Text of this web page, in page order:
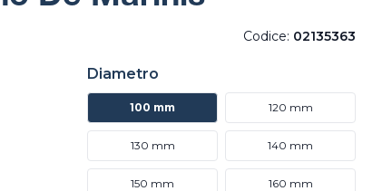
Codice: 02135363
Diametro
100 mm 120 mm
130 mm 140 mm
150 mm 160 mm